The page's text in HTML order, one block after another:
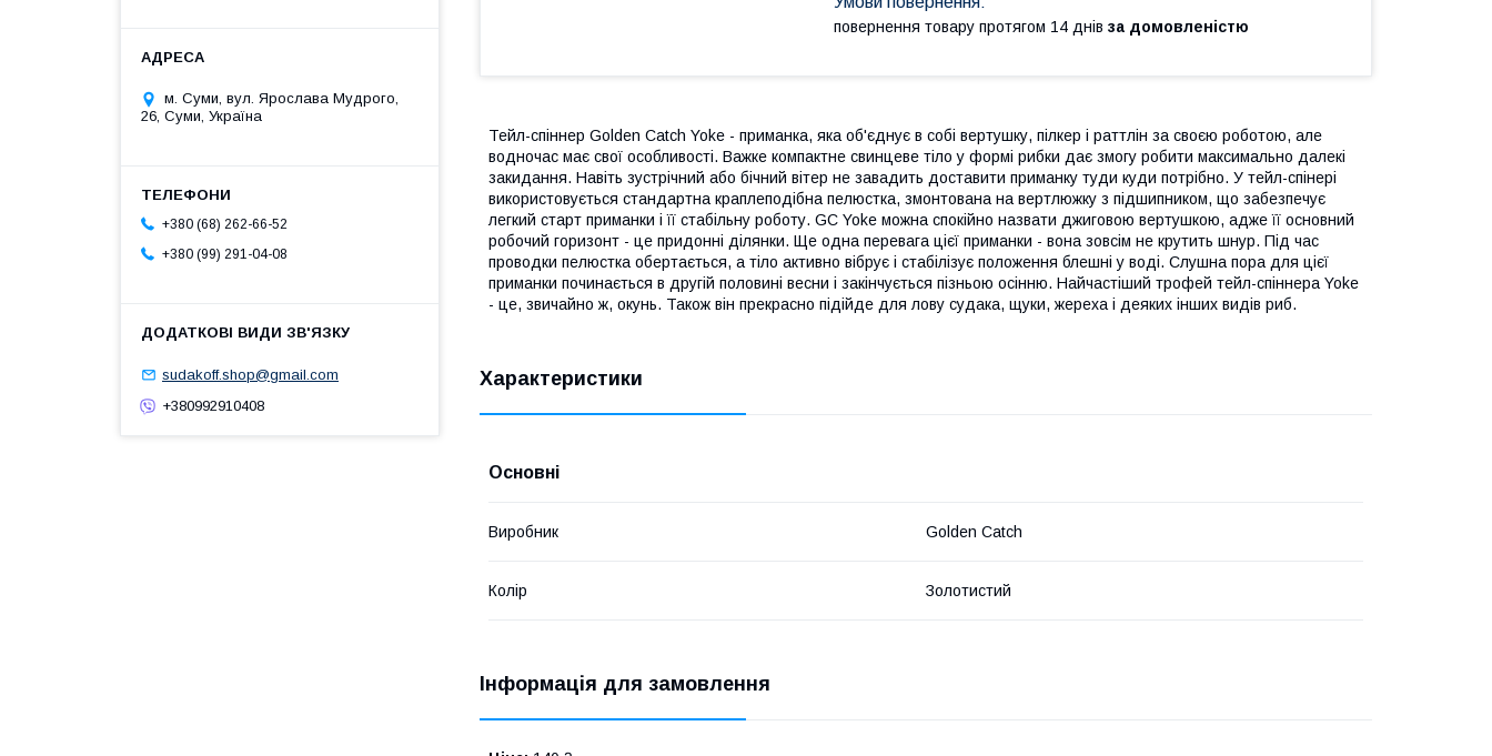
повернення товару протягом 14 днів за домовленістю
Тейл-спіннер Golden Catch Yoke - приманка, яка об'єднує в собі вертушку, пілкер і раттлін за своєю роботою, але
водночас має свої особливості. Важке компактне свинцеве тіло у формі рибки дає змогу робити максимально далекі
закидання. Навіть зустрічний або бічний вітер не завадить доставити приманку туди куди потрібно. У тейл-спінері
використовується стандартна краплеподібна пелюстка, змонтована на вертлюжку з підшипником, що забезпечує
легкий старт приманки і її стабільну роботу. GC Yoke можна спокійно назвати джиговою вертушкою, адже її основний
робочий горизонт - це придонні ділянки. Ще одна перевага цієї приманки - вона зовсім не крутить шнур. Під час
проводки пелюстка обертається, а тіло активно вібрує і стабілізує положення блешні у воді. Слушна пора для цієї
приманки починається в другій половині весни і закінчується пізньою осінню. Найчастіший трофей тейл-спіннера Yoke
- це, звичайно ж, окунь. Також він прекрасно підійде для лову судака, щуки, жереха і деяких інших видів риб.
Характеристики
Основні
Виробник Golden Catch
Колір Золотистий
Інформація для замовлення
м. Суми, вул. Ярослава Мудрого,
26, Суми, Україна
+380 (68) 262-66-52
+380 (99) 291-04-08
sudakoff.shop@gmail.com
+380992910408